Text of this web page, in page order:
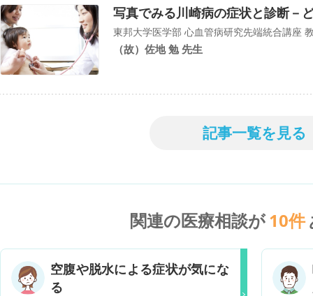
写真でみる川崎病の症状と診断－
東邦大学医学部 心血管病研究先端統合講座
（故）佐地 勉 先生
記事一覧を見る
関連の医療相談が10件
空腹や脱水による症状が気にな
る